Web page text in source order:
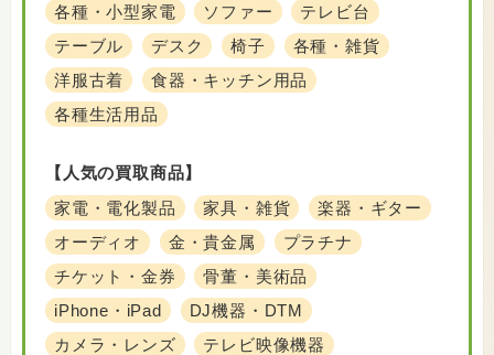
各種・小型家電
ソファー
テレビ台
テーブル
デスク 椅子
各種・雑貨
洋服古着
食器・キッチン用品
各種生活用品
【人気の買取商品】
家電・電化製品
家具・雑貨
楽器・ギター
オーディオ
金・貴金属
プラチナ
チケット・金券
骨董・美術品
iPhone・iPad
DJ機器・DTM
カメラ・レンズ
テレビ映像機器